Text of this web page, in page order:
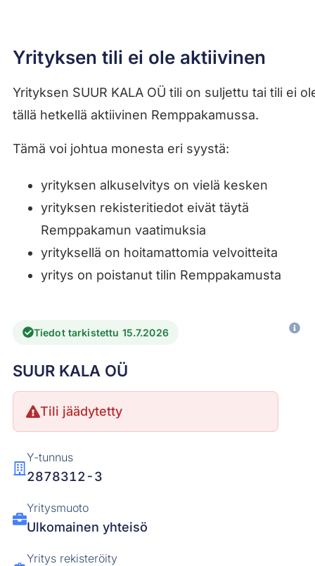
Yrityksen tili ei ole aktiivinen
Yrityksen SUUR KALA OÜ tili on suljettu tai tili ei
tällä hetkellä aktiivinen Remppakamussa.
Tämä voi johtua monesta eri syystä:
yrityksen alkuselvitys on vielä kesken
yrityksen rekisteritiedot eivät täytä
Remppakamun vaatimuksia
yrityksellä on hoitamattomia velvoitteita
yritys on poistanut tilin Remppakamusta
Tiedot tarkistettu 15.7.2026
SUUR KALA OÜ
Tili jäädytetty
Y-tunnus
2878312-3
Yritysmuoto
Ulkomainen yhteisö
Yritys rekisteröity